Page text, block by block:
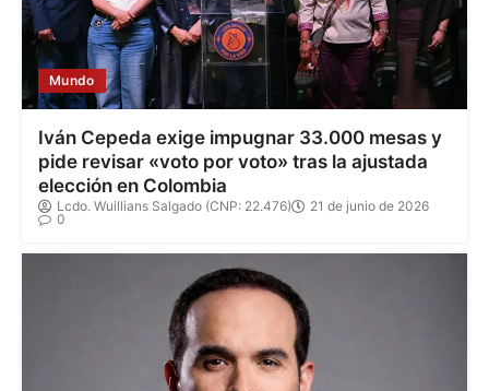
Mundo
Iván Cepeda exige impugnar 33.000 mesas y
pide revisar «voto por voto» tras la ajustada
elección en Colombia
Lcdo. Wuillians Salgado (CNP: 22.476)
21 de junio de 2026
0